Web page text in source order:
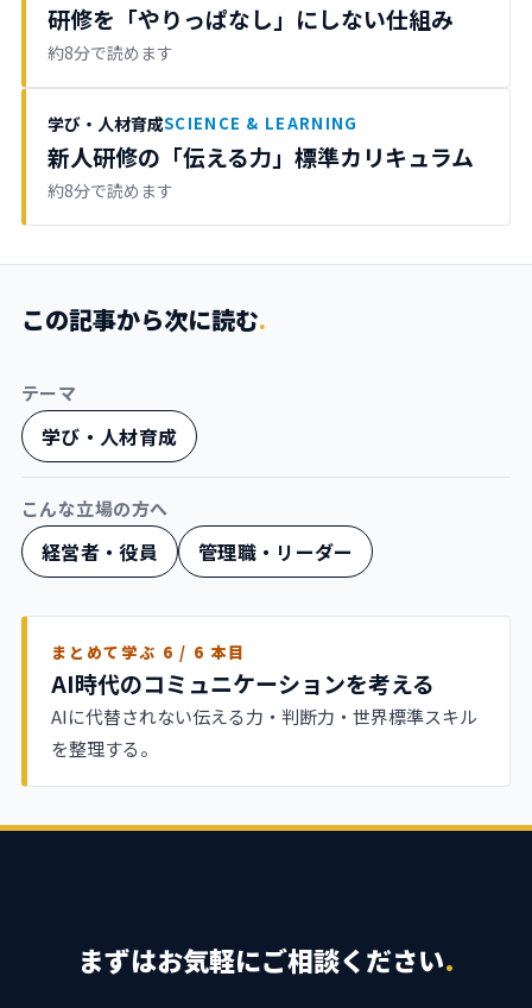
研修を「やりっぱなし」にしない仕組み
約8分で読めます
学び・人材育成SCIENCE & LEARNING
新人研修の「伝える力」標準カリキュラム
約8分で読めます
この記事から次に読む.
テーマ
学び・人材育成
こんな立場の方へ
経営者・役員 管理職・リーダー
まとめて学ぶ 6 / 6 本目
AI時代のコミュニケーションを考える
AIに代替されない伝える力・判断力・世界標準スキル
を整理する。
まずはお気軽にご相談ください.